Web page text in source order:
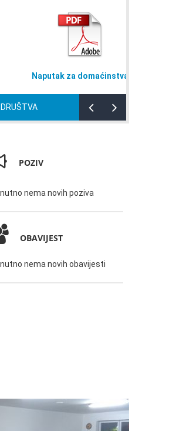
Naputak za domaćinstva
POZIV
nema novih poziva
OBAVIJEST
nema novih obavijesti